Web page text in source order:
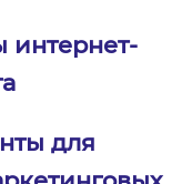
интернет-
для